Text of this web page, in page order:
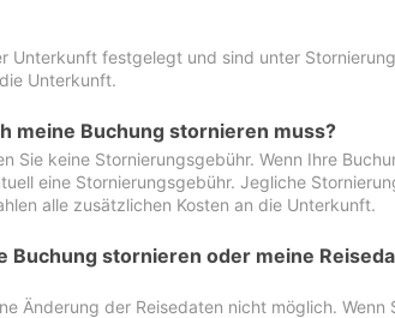
Unterkunft festgelegt und sind unter
Unterkunft.
meine Buchung stornieren muss?
Sie keine Stornierungsgebühr. Wenn Ihre
eine Stornierungsgebühr. Jegliche
alle zusätzlichen Kosten an die Unterkunft.
stornieren oder meine
Änderung der Reisedaten nicht möglich. Wenn